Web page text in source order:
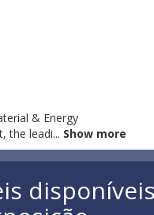
& Energy
the leadi... Show more